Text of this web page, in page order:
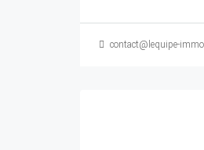
contact@lequipe-